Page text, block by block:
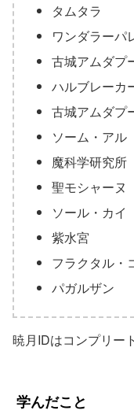
タムタラ
ワンダラーパ
古城アムダプ
ハルブレーカ
古城アムダプ
ソーム・アル
魔科学研究所
聖モシャーヌ
ソール・カイ
紫水宮
フラクタル・
パガルザン
暁月IDはコンプリート
学んだこと